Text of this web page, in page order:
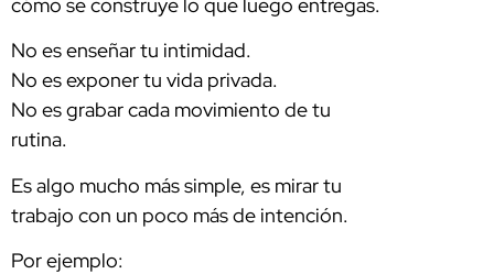
No es enseñar tu intimidad.
No es exponer tu vida privada.
No es grabar cada movimiento de tu
rutina.
Es algo mucho más simple, es mirar tu
trabajo con un poco más de intención.
Por ejemplo: